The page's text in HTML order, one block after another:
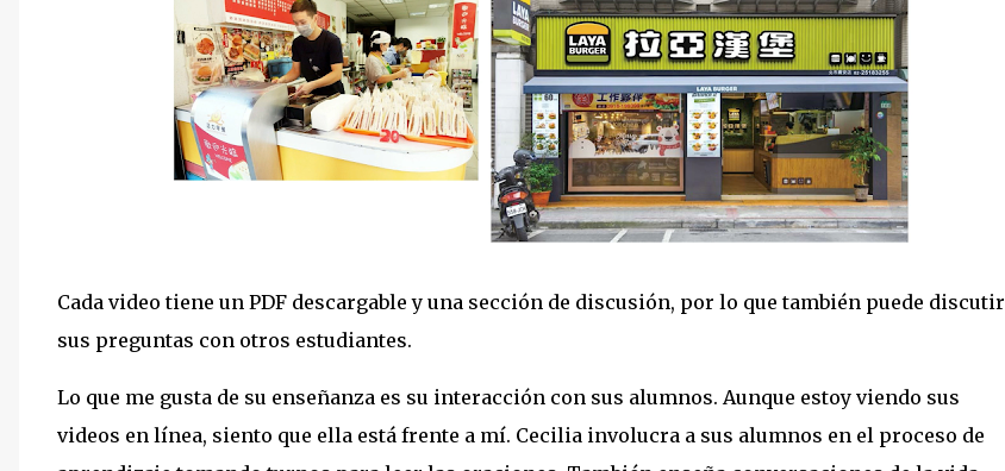
Cada video tiene un PDF descargable y una sección de discusión, por lo que también puede discutir
sus preguntas con otros estudiantes.
Lo que me gusta de su enseñanza es su interacción con sus alumnos. Aunque estoy viendo sus
videos en línea, siento que ella está frente a mí. Cecilia involucra a sus alumnos en el proceso de